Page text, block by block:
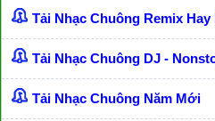
Tải Nhạc Chuông Remix Hay
Tải Nhạc Chuông DJ -
Tải Nhạc Chuông Năm Mới